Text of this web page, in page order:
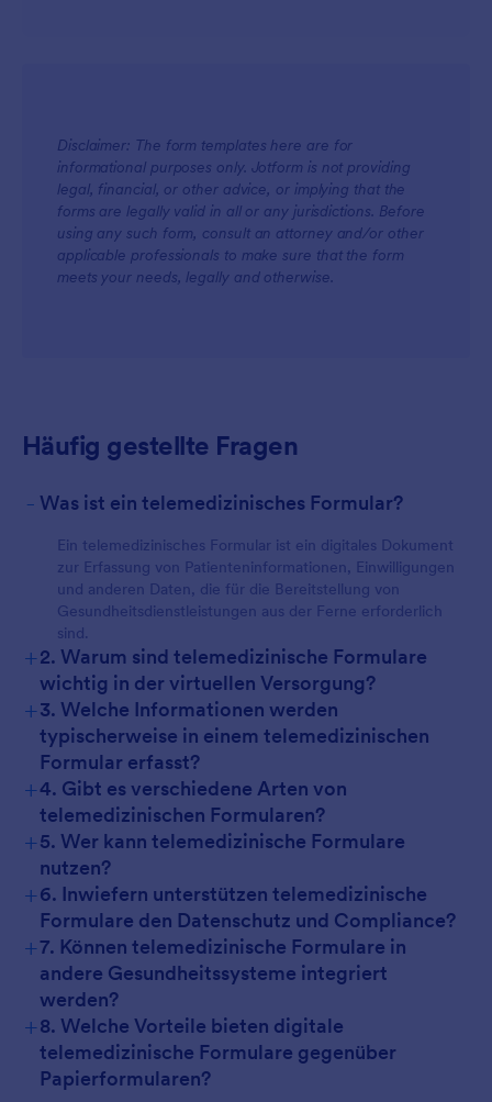
Disclaimer: The form templates here are for
informational purposes only. Jotform is not providing
legal, financial, or other advice, or implying that the
forms are legally valid in all or any jurisdictions. Before
using any such form, consult an attorney and/or other
applicable professionals to make sure that the form
meets your needs, legally and otherwise.
Häufig gestellte Fragen
- Was ist ein telemedizinisches Formular?
Ein telemedizinisches Formular ist ein digitales Dokument
zur Erfassung von Patienteninformationen, Einwilligungen
und anderen Daten, die für die Bereitstellung von
Gesundheitsdienstleistungen aus der Ferne erforderlich
sind.
+2. Warum sind telemedizinische Formulare
wichtig in der virtuellen Versorgung?
+3. Welche Informationen werden
typischerweise in einem telemedizinischen
Formular erfasst?
+4. Gibt es verschiedene Arten von
telemedizinischen Formularen?
+5. Wer kann telemedizinische Formulare
nutzen?
+6. Inwiefern unterstützen telemedizinische
Formulare den Datenschutz und Compliance?
+7. Können telemedizinische Formulare in
andere Gesundheitssysteme integriert
werden?
+8. Welche Vorteile bieten digitale
telemedizinische Formulare gegenüber
Papierformularen?